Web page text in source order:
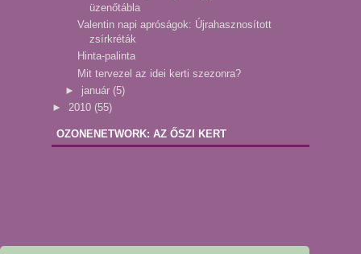
üzenőtábla
Valentin napi apróságok: Újrahasznosított
zsírkréták
Hinta-palinta
Mit tervezel az idei kerti szezonra?
► január (5)
► 2010 (55)
OZONENETWORK: AZ ŐSZI KERT